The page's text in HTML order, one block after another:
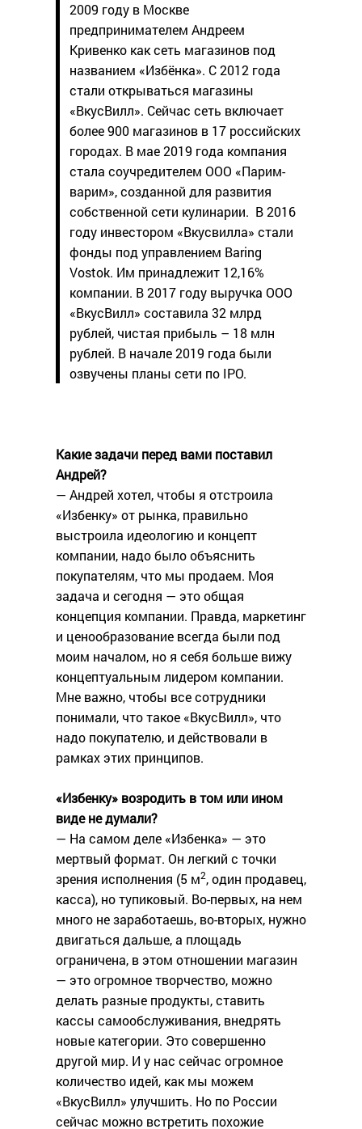
2009 году в Москве
предпринимателем Андреем
Кривенко как сеть магазинов под
названием «Избёнка». С 2012 года
стали открываться магазины
«ВкусВилл». Сейчас сеть включает
более 900 магазинов в 17 российских
городах. В мае 2019 года компания
стала соучредителем ООО «Парим-
варим», созданной для развития
собственной сети кулинарии. В 2016
году инвестором «Вкусвилла» стали
фонды под управлением Baring
Vostok. Им принадлежит 12,16%
компании. В 2017 году выручка ООО
«ВкусВилл» составила 32 млрд
рублей, чистая прибыль – 18 млн
рублей. В начале 2019 года были
озвучены планы сети по IPO.
Какие задачи перед вами поставил
Андрей?
— Андрей хотел, чтобы я отстроила
«Избенку» от рынка, правильно
выстроила идеологию и концепт
компании, надо было объяснить
покупателям, что мы продаем. Моя
задача и сегодня — это общая
концепция компании. Правда, маркетинг
и ценообразование всегда были под
моим началом, но я себя больше вижу
концептуальным лидером компании.
Мне важно, чтобы все сотрудники
понимали, что такое «ВкусВилл», что
надо покупателю, и действовали в
рамках этих принципов.
«Избенку» возродить в том или ином
виде не думали?
— На самом деле «Избенка» — это
мертвый формат. Он легкий с точки
зрения исполнения (5 м2, один продавец,
касса), но тупиковый. Во-первых, на нем
много не заработаешь, во-вторых, нужно
двигаться дальше, а площадь
ограничена, в этом отношении магазин
— это огромное творчество, можно
делать разные продукты, ставить
кассы самообслуживания, внедрять
новые категории. Это совершенно
другой мир. И у нас сейчас огромное
количество идей, как мы можем
«ВкусВилл» улучшить. Но по России
сейчас можно встретить похожие